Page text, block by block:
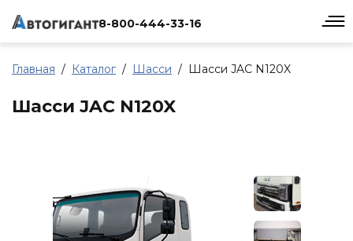
8-800-444-33-16
Главная Каталог Шасси Шасси JAC N120X
Шасси JAC N120X